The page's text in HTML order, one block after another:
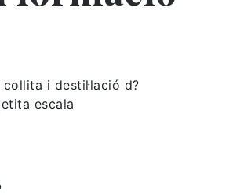
i destil·lació d?
escala